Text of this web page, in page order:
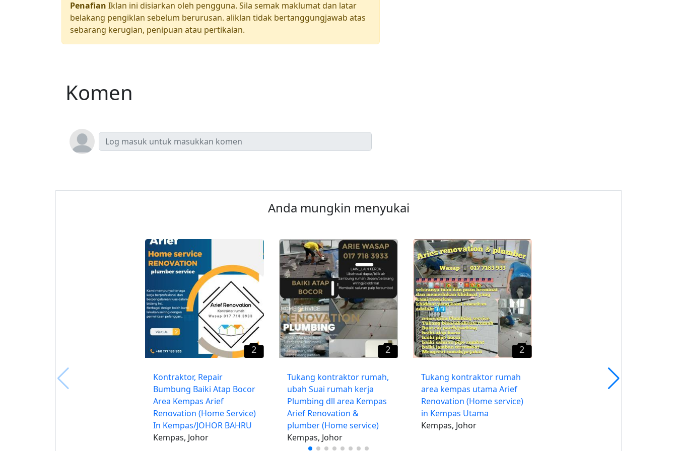
Penafian Iklan ini disiarkan oleh pengguna. Sila semak maklumat dan latar
belakang pengiklan sebelum berurusan. aliklan tidak bertanggungjawab atas
sebarang kerugian, penipuan atau pertikaian.
Komen
Anda mungkin menyukai
2
Kontraktor, Repair
Bumbung Baiki Atap Bocor
Area Kempas Arief
Renovation (Home Service)
In Kempas/JOHOR BAHRU
Kempas, Johor
2
Tukang kontraktor rumah,
ubah Suai rumah kerja
Plumbing dll area Kempas
Arief Renovation &
plumber (Home service)
Kempas, Johor
2
Tukang kontraktor rumah
area kempas utama Arief
Renovation (Home service)
in Kempas Utama
Kempas, Johor